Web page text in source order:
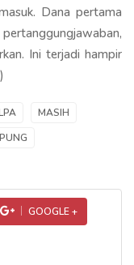
Dana pertama
Ini terjadi hampir
MASIH
GOOGLE +